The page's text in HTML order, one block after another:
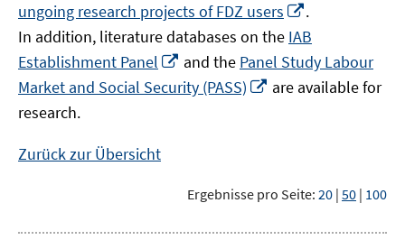
ungoing research projects of FDZ users
neuem
Fenster
öffnen
.
In addition, literature databases on the IAB
Establishment Panel
In
neuem
Fenster
and the Panel Study Labour
Market and Social Security (PASS)
In
are available for
research.
Zurück zur Übersicht
Ergebnisse pro Seite: 20 | 50 | 100